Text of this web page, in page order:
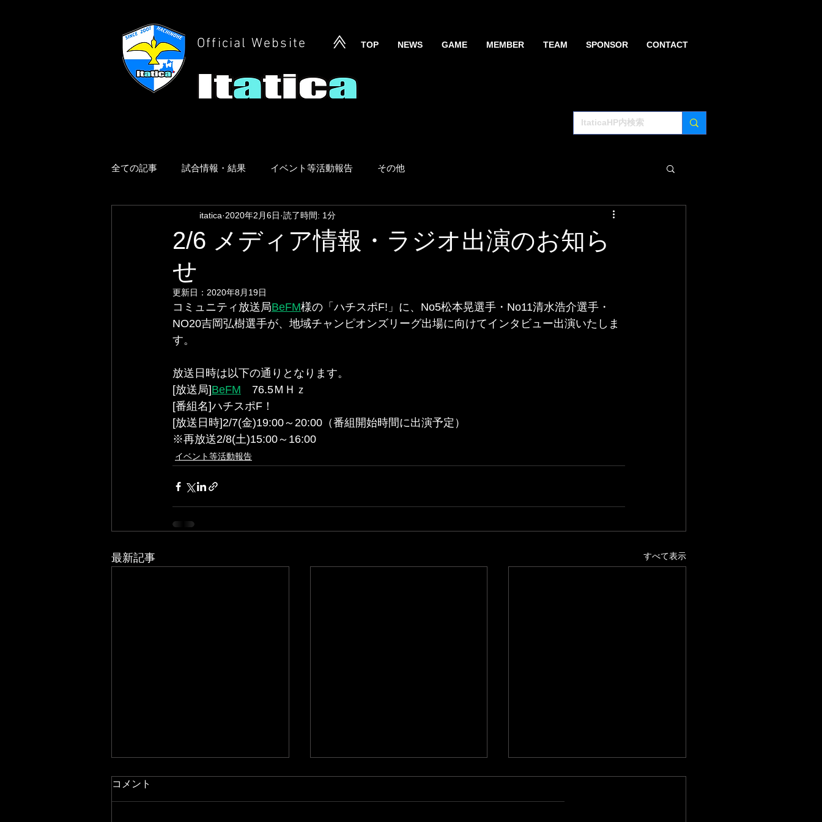
Official Website TOP NEWS GAME MEMBER TEAM SPONSOR CONTACT
全ての記事 試合情報・結果 イベント等活動報告 その他
2/6 メディア情報・ラジオ出演のお知ら
せ
itatica 2020年2月6日 読了時間: 1分
更新日： 2020年8月19日
﻿コミュニティ放送局BeFM様の「ハチスポF!」に、No5松本晃選手・No11清水浩介選手・
NO20吉岡弘樹選手が、地域チャンピオンズリーグ出場に向けてインタビュー出演いたしま
す。
放送日時は以下の通りとなります。
[放送局]BeFM 76.5ＭＨｚ
[番組名]ハチスポF！
[放送日時]2/7(金)19:00～20:00（番組開始時間に出演予定）
※再放送2/8(土)15:00～16:00
イベント等活動報告
最新記事 すべて表示
コメント